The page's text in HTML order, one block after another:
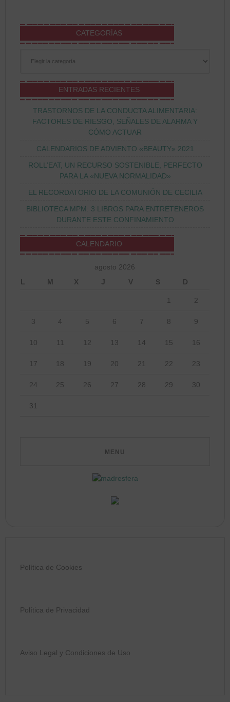
CATEGORÍAS
ENTRADAS RECIENTES
TRASTORNOS DE LA CONDUCTA ALIMENTARIA:
FACTORES DE RIESGO, SEÑALES DE ALARMA Y
CÓMO ACTUAR
CALENDARIOS DE ADVIENTO «BEAUTY» 2021
ROLL’EAT, UN RECURSO SOSTENIBLE, PERFECTO
PARA LA «NUEVA NORMALIDAD»
EL RECORDATORIO DE LA COMUNIÓN DE CECILIA
BIBLIOTECA MPM: 3 LIBROS PARA ENTRETENEROS
DURANTE ESTE CONFINAMIENTO
CALENDARIO
agosto 2026
L
M X J V S D
1 2
3 4 5 6 7 8 9
10 11 12 13 14 15 16
17 18 19 20 21 22 23
24 25 26 27 28 29 30
31
Política de Cookies
Política de Privacidad
Aviso Legal y Condiciones de Uso